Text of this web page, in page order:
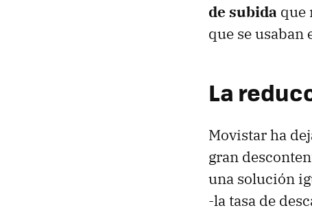
de subida que
que se usaban
La
Movistar ha
gran
una solución
-la tasa de